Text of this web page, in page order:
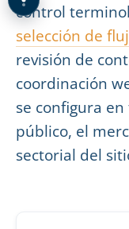
control
selección de
revisión de
coordinación
se configura
público, el
sectorial del